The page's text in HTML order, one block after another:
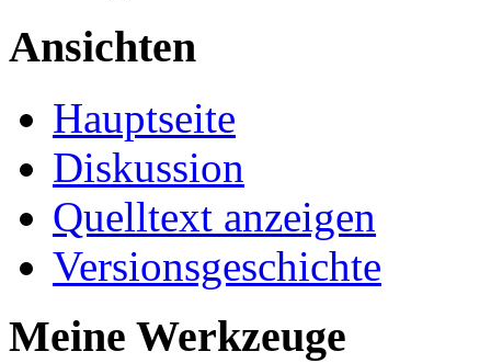
Ansichten
Hauptseite
Diskussion
Quelltext anzeigen
Versionsgeschichte
Meine Werkzeuge